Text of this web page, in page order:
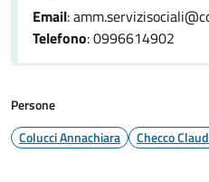
Email:
Telefono: 0996614902
Persone
Colucci Annachiara
Checco